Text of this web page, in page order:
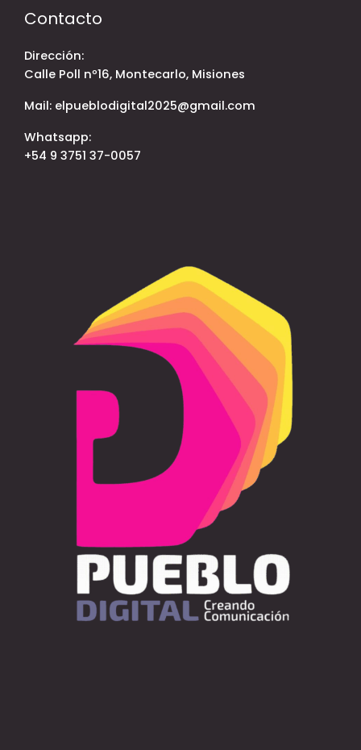
Contacto
Dirección:
Calle Poll nº16, Montecarlo, Misiones
Mail: elpueblodigital2025@gmail.com
Whatsapp:
+54 9 3751 37-0057